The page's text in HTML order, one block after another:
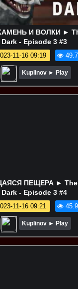
И ВОЛКИ ►
Dark - Episode 3 #3
11-16 09:19
Kuplinov ► Play
ПЕЩЕРА ► The
Dark - Episode 3 #4
11-16 09:21
Kuplinov ► Play